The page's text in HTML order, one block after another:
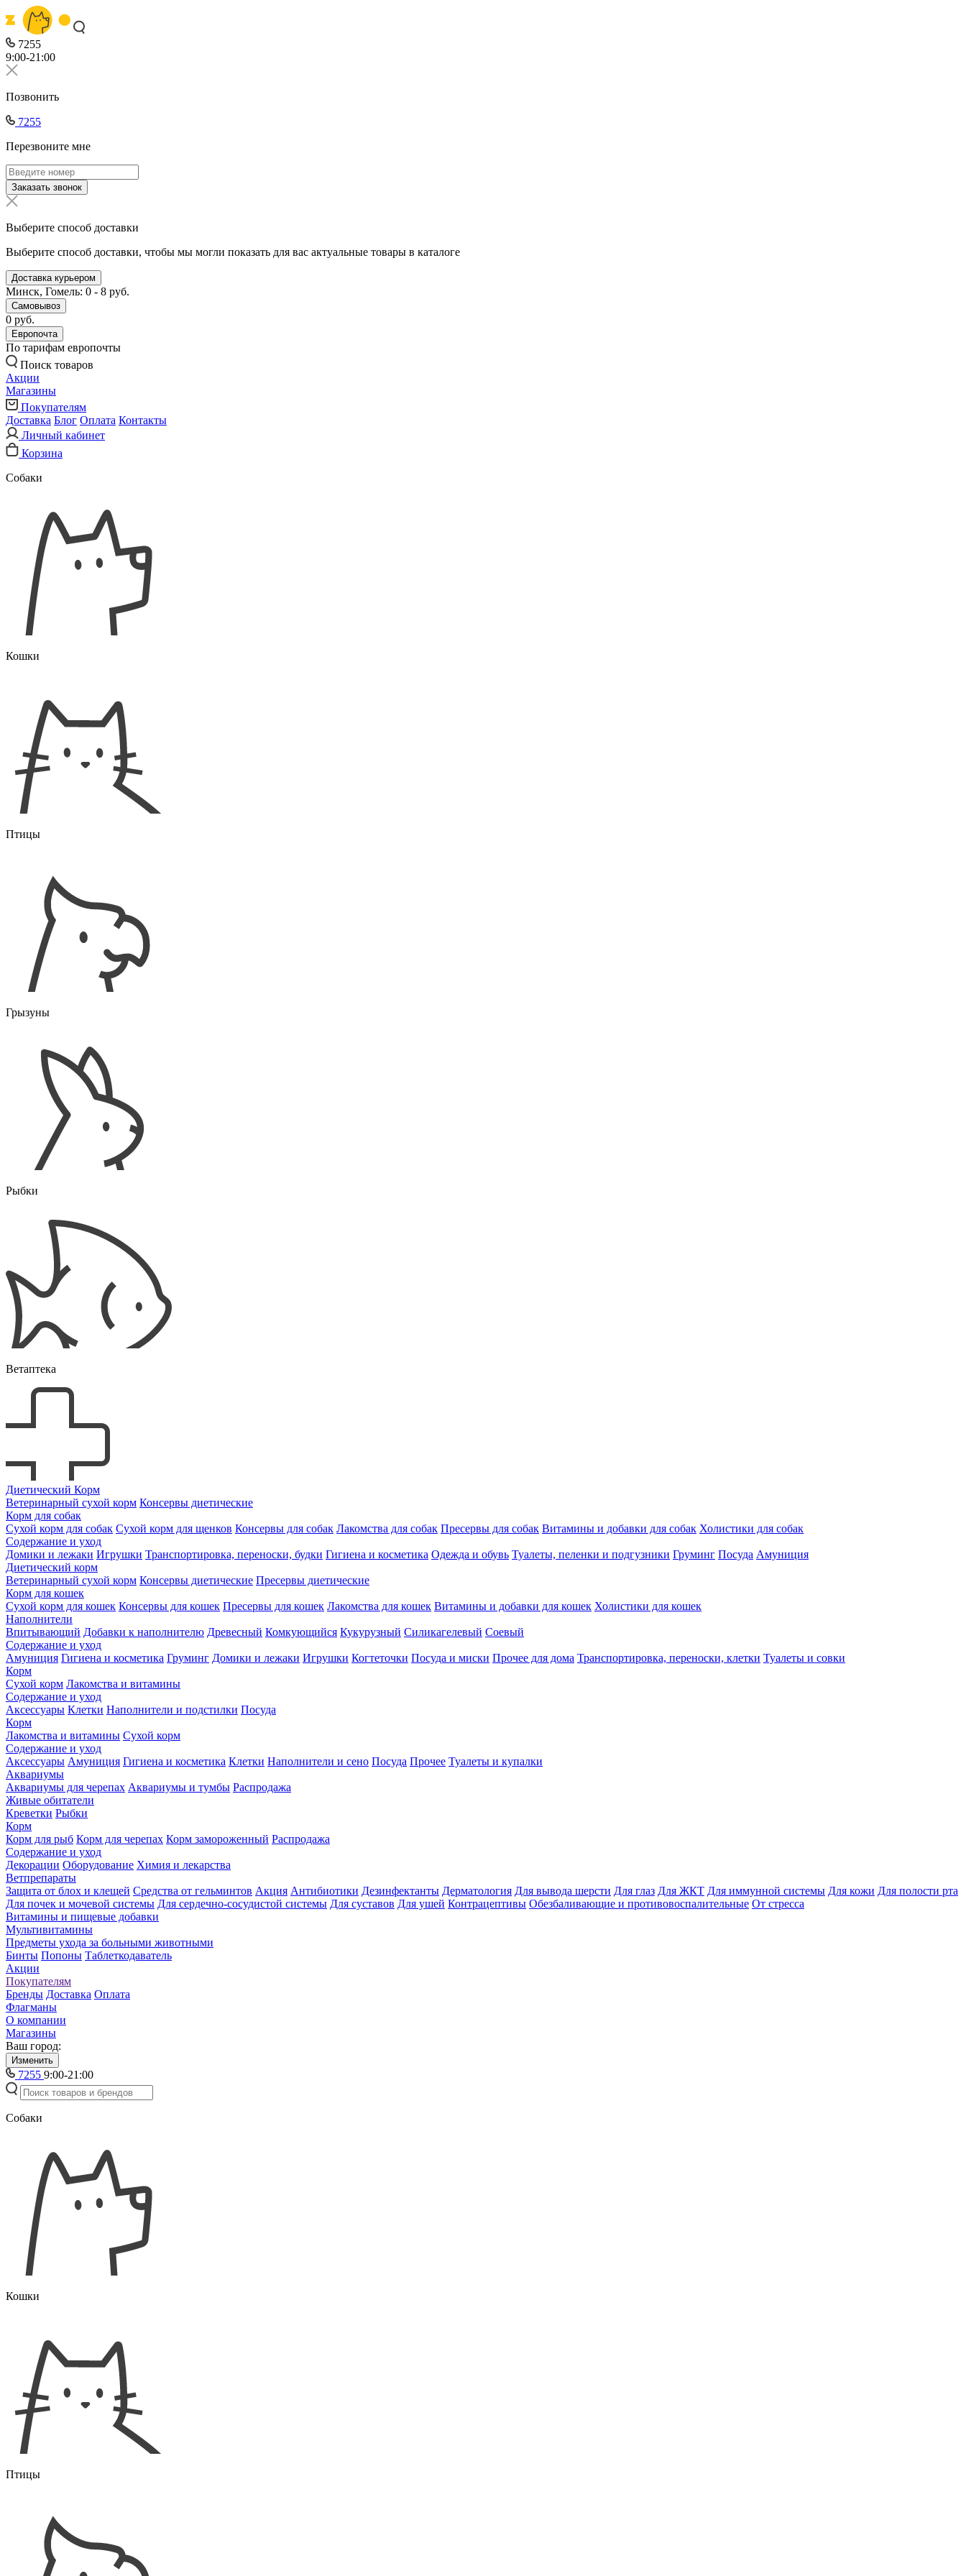
7255
9:00-21:00
Позвонить
7255
Перезвоните мне
Заказать звонок
Выберите способ доставки
Выберите способ доставки, чтобы мы могли показать для вас актуальные товары в каталоге
Доставка курьером
Минск, Гомель: 0 - 8 руб.
Самовывоз
0 руб.
Европочта
По тарифам европочты
Поиск товаров
Акции
Магазины
Покупателям
Доставка Блог Оплата Контакты
Личный кабинет
Корзина
Собаки
Кошки
Птицы
Грызуны
Рыбки
Ветаптека
Диетический Корм
Ветеринарный сухой корм Консервы диетические
Корм для собак
Сухой корм для собак Сухой корм для щенков Консервы для собак Лакомства для собак Пресервы для собак Витамины и добавки для собак Холистики для собак
Содержание и уход
Домики и лежаки Игрушки Транспортировка, переноски, будки Гигиена и косметика Одежда и обувь Туалеты, пеленки и подгузники Груминг Посуда Амуниция
Диетический корм
Ветеринарный сухой корм Консервы диетические Пресервы диетические
Корм для кошек
Сухой корм для кошек Консервы для кошек Пресервы для кошек Лакомства для кошек Витамины и добавки для кошек Холистики для кошек
Наполнители
Впитывающий Добавки к наполнителю Древесный Комкующийся Кукурузный Силикагелевый Соевый
Содержание и уход
Амуниция Гигиена и косметика Груминг Домики и лежаки Игрушки Когтеточки Посуда и миски Прочее для дома Транспортировка, переноски, клетки Туалеты и совки
Корм
Сухой корм Лакомства и витамины
Содержание и уход
Аксессуары Клетки Наполнители и подстилки Посуда
Корм
Лакомства и витамины Сухой корм
Содержание и уход
Аксессуары Амуниция Гигиена и косметика Клетки Наполнители и сено Посуда Прочее Туалеты и купалки
Аквариумы
Аквариумы для черепах Аквариумы и тумбы Распродажа
Живые обитатели
Креветки Рыбки
Корм
Корм для рыб Корм для черепах Корм замороженный Распродажа
Содержание и уход
Декорации Оборудование Химия и лекарства
Ветпрепараты
Защита от блох и клещей Средства от гельминтов Акция Антибиотики Дезинфектанты Дерматология Для вывода шерсти Для глаз Для ЖКТ Для иммунной системы Для кожи Для полости рта
Для почек и мочевой системы Для сердечно-сосудистой системы Для суставов Для ушей Контрацептивы Обезбаливающие и противовоспалительные От стресса
Витамины и пищевые добавки
Мультивитамины
Предметы ухода за больными животными
Бинты Попоны Таблеткодаватель
Акции
Покупателям
Бренды Доставка Оплата
Флагманы
О компании
Магазины
Ваш город:
Изменить
7255 9:00-21:00
Собаки
Кошки
Птицы